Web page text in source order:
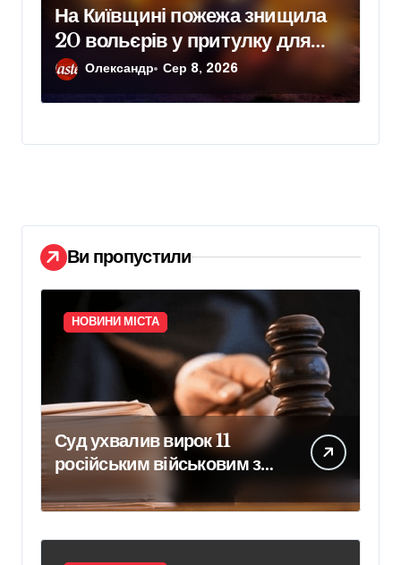
На Київщині пожежа знищила
20 вольєрів у притулку для
тварин
Олександр Сер 8, 2026
Ви пропустили
НОВИНИ МІСТА
Суд ухвалив вирок 11
російським військовим за
вбивство шести цивільних
на Київщині